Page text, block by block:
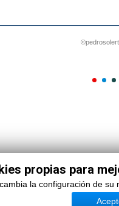
propias para
la configuración de su